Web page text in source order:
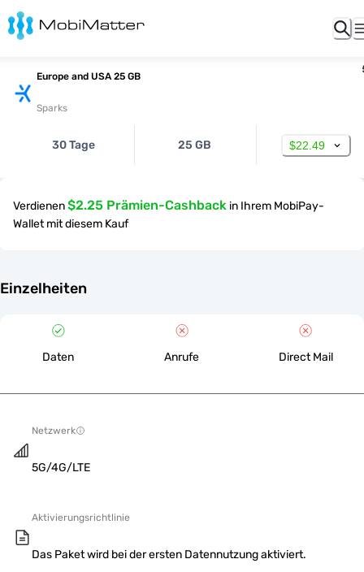
Europe and USA 25 GB
Sparks
30 Tage 25 GB $22.49
Verdienen$2.25 Prämien-Cashback in Ihrem MobiPay-
Wallet mit diesem Kauf
Einzelheiten
Daten Anrufe Direct Mail
Netzwerk
5G/4G/LTE
Aktivierungsrichtlinie
Das Paket wird bei der ersten Datennutzung aktiviert.